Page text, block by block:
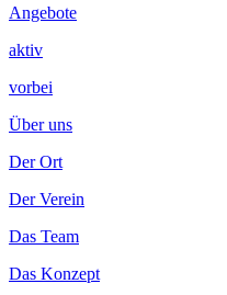
Angebote
aktiv
vorbei
Über uns
Der Ort
Der Verein
Das Team
Das Konzept